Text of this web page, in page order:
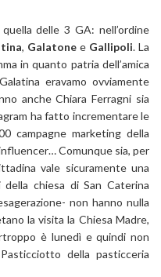
delle 3 GA: nell’ordine
, Galatone e Gallipoli. La
in quanto patria dell’amica
eravamo ovviamente
anche Chiara Ferragni sia
ha fatto incrementare le
campagne marketing della
Comunque sia, per
vale sicuramente una
chiesa di San Caterina
non hanno nulla
la visita la Chiesa Madre,
è lunedì e quindi non
della pasticceria